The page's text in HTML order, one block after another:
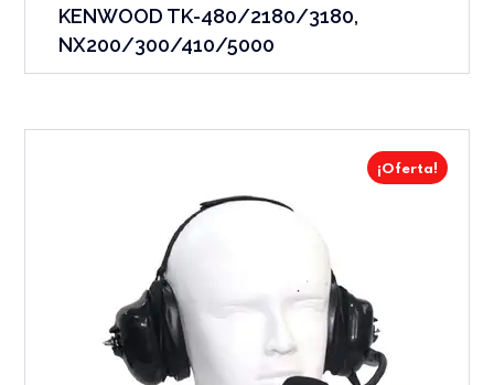
KENWOOD TK-480/2180/3180,
NX200/300/410/5000
¡Oferta!